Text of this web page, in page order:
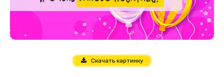
Скачать картинку